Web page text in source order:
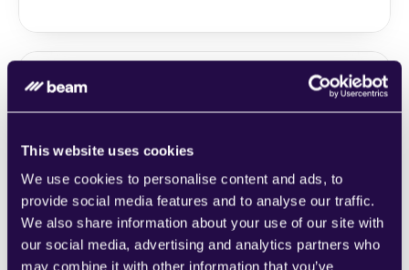
This website uses cookies
We use cookies to personalise content and ads, to
provide social media features and to analyse our traffic.
We also share information about your use of our site with
our social media, advertising and analytics partners who
may combine it with other information that you’ve
Combine secciones de una amplia gama
de categorías para crear fácilmente
páginas que satisfagan las necesidades de
su empresa en crecimiento.
Páginas de inicio
Learn more